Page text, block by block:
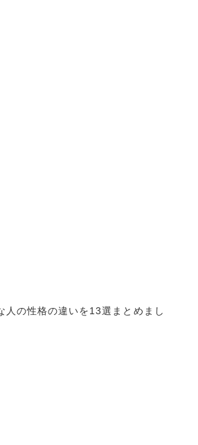
人の性格の違いを13選まとめまし